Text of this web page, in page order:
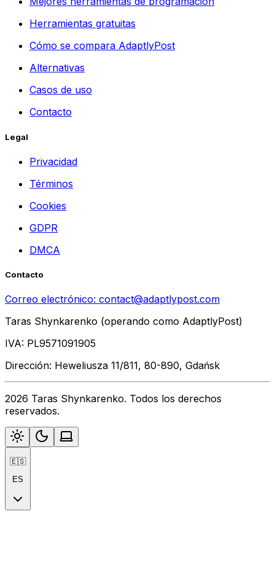
Herramientas gratuitas
Cómo se compara AdaptlyPost
Alternativas
Casos de uso
Contacto
Legal
Privacidad
Términos
Cookies
GDPR
DMCA
Contacto
Correo electrónico: contact@adaptlypost.com
Taras Shynkarenko (operando como AdaptlyPost)
IVA: PL9571091905
Dirección: Heweliusza 11/811, 80-890, Gdańsk
2026 Taras Shynkarenko. Todos los derechos
reservados.
🇪🇸
ES